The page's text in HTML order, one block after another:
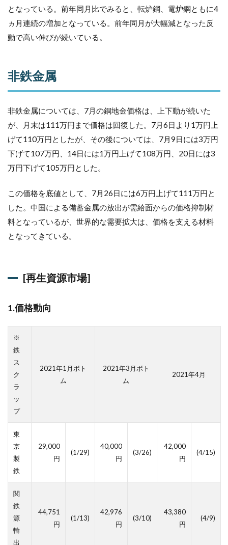
となっている。前年同月比でみると、転炉鋼、電炉鋼ともに4
ヵ月連続の増加となっている。前年同月が大幅減となった反
動で高い伸びが続いている。
非鉄金属
非鉄金属については、7月の銅地金価格は、上下動が続いた
が、月末は111万円まで価格は回復した。7月6日より1万円上
げて110万円としたが、その後については、7月9日には3万円
下げて107万円、14日には1万円上げて108万円、20日には3
万円下げて105万円とした。
この価格を底値として、7月26日には6万円上げて111万円と
した。中国による備蓄金属の放出が需給面からの価格抑制材
料となっているが、世界的な需要拡大は、価格を支える材料
となってきている。
[再生資源市場]
1.価格動向
※
鉄
ス
ク
ラ
ッ
プ
2021年1月ボト
ム
2021年3月ボト
ム
2021年4月
東
京
製
鉄
29,000
円
(1/29)
40,000
円
(3/26)
42,000
円
(4/15)
関
鉄
源
輸
出
44,751
円
(1/13)
42,976
円
(3/10)
43,380
円
(4/9)